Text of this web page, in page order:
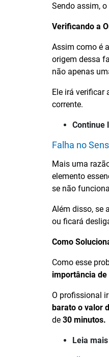
Sendo assim,
Verificando a
Assim como é
origem dessa
não apenas
Ele irá verificar
corrente.
Continue
Falha no
Mais uma
elemento
se não
Além disso, se
ou ficará
Como
Como esse
importância
O profissional
barato o valor
de 30 minutos.
Leia